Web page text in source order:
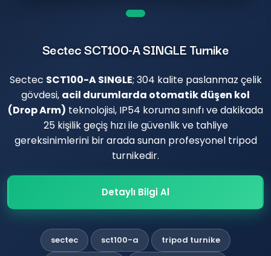
Sectec SCT100-A SINGLE Turnike
Sectec SCT100-A SINGLE; 304 kalite paslanmaz çelik
gövdesi, acil durumlarda otomatik düşen kol
(Drop Arm) teknolojisi, IP54 koruma sınıfı ve dakikada
25 kişilik geçiş hızı ile güvenlik ve tahliye
gereksinimlerini bir arada sunan profesyonel tripod
turnikedir.
Detaylı Bilgi Al
sectec sct100-a
tripod turnike